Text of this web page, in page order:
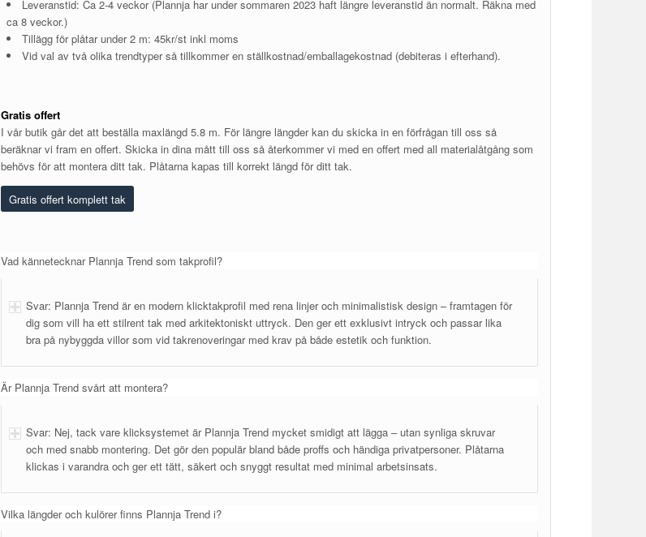
Leveranstid: Ca 2-4 veckor (Plannja har under sommaren 2023 haft längre leveranstid än normalt. Räkna med
ca 8 veckor.)
Tillägg för plåtar under 2 m: 45kr/st inkl moms
Vid val av två olika trendtyper så tillkommer en ställkostnad/emballagekostnad (debiteras i efterhand).
Gratis offert
I vår butik går det att beställa maxlängd 5.8 m. För längre längder kan du skicka in en förfrågan till oss så
beräknar vi fram en offert. Skicka in dina mått till oss så återkommer vi med en offert med all materialåtgång som
behövs för att montera ditt tak. Plåtarna kapas till korrekt längd för ditt tak.
Gratis offert komplett tak
Vad kännetecknar Plannja Trend som takprofil?
Svar: Plannja Trend är en modern klicktakprofil med rena linjer och minimalistisk design – framtagen för
dig som vill ha ett stilrent tak med arkitektoniskt uttryck. Den ger ett exklusivt intryck och passar lika
bra på nybyggda villor som vid takrenoveringar med krav på både estetik och funktion.
Är Plannja Trend svårt att montera?
Svar: Nej, tack vare klicksystemet är Plannja Trend mycket smidigt att lägga – utan synliga skruvar
och med snabb montering. Det gör den populär bland både proffs och händiga privatpersoner. Plåtarna
klickas i varandra och ger ett tätt, säkert och snyggt resultat med minimal arbetsinsats.
Vilka längder och kulörer finns Plannja Trend i?